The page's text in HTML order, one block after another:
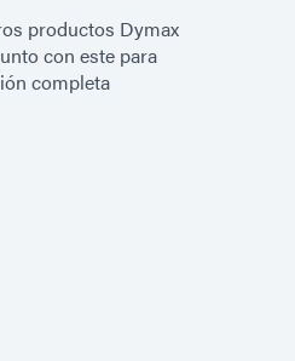
productos Dymax
con este para
completa